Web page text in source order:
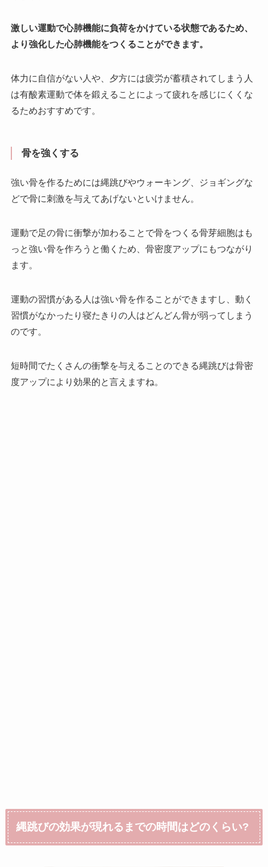
激しい運動で心肺機能に負荷をかけている状態であるため、
より強化した心肺機能をつくることができます。
体力に自信がない人や、夕方には疲労が蓄積されてしまう人
は有酸素運動で体を鍛えることによって疲れを感じにくくな
るためおすすめです。
骨を強くする
強い骨を作るためには縄跳びやウォーキング、ジョギングな
どで骨に刺激を与えてあげないといけません。
運動で足の骨に衝撃が加わることで骨をつくる骨芽細胞はも
っと強い骨を作ろうと働くため、骨密度アップにもつながり
ます。
運動の習慣がある人は強い骨を作ることができますし、動く
習慣がなかったり寝たきりの人はどんどん骨が弱ってしまう
のです。
短時間でたくさんの衝撃を与えることのできる縄跳びは骨密
度アップにより効果的と言えますね。
縄跳びの効果が現れるまでの時間はどのくらい?